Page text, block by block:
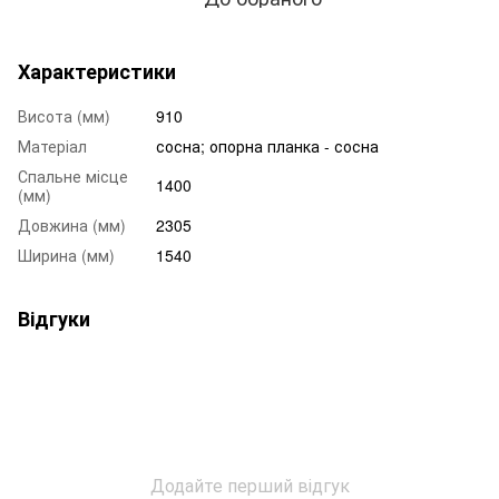
Характеристики
Висота (мм)
910
Матеріал
сосна; опорна планка - сосна
Спальне місце
(мм)
1400
Довжина (мм)
2305
Ширина (мм)
1540
Відгуки
Додайте перший відгук